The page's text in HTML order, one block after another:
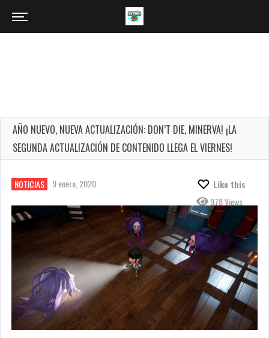
AÑO NUEVO, NUEVA ACTUALIZACIÓN: DON’T DIE, MINERVA! ¡LA
SEGUNDA ACTUALIZACIÓN DE CONTENIDO LLEGA EL VIERNES!
NOTICIAS 9 enero, 2020
Like this
978 Views